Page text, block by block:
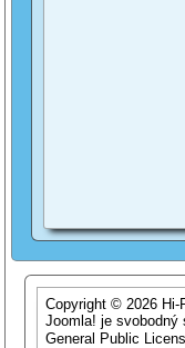
Copyright © 2026 Hi-
Joomla! je svobodný
General Public